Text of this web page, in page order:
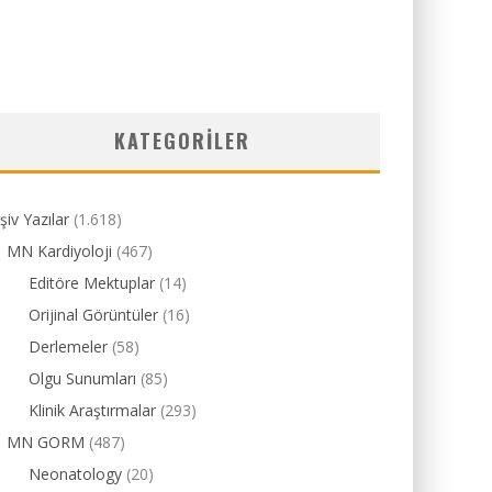
KATEGORILER
Yazılar (1.618)
MN Kardiyoloji (467)
Editöre Mektuplar (14)
Orijinal Görüntüler (16)
Derlemeler (58)
Olgu Sunumları (85)
Klinik Araştırmalar (293)
MN GORM (487)
Neonatology (20)